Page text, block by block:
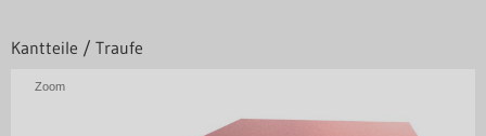
Kantteile / Traufe
Zoom